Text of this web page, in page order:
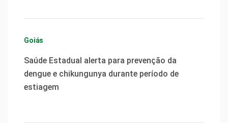
Goiás
Saúde Estadual alerta para prevenção da
dengue e chikungunya durante período de
estiagem